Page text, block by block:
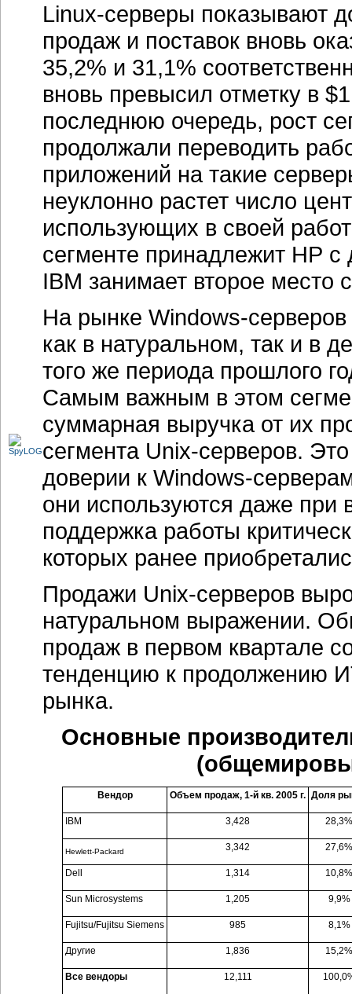
Linux-серверы показывают
продаж и поставок вновь
35,2% и 31,1%
вновь превысил отметку в
последнюю очередь, рост
продолжали переводить
приложений на такие
неуклонно растет число
использующих в своей
сегменте принадлежит НР
IBM занимает второе место
На рынке Windows-серверов
как в натуральном, так и в
того же периода прошлого
Самым важным в этом
суммарная выручка от их
сегмента Unix-серверов.
доверии к Windows-
они используются даже при
поддержка работы
которых ранее
Продажи Unix-серверов
натуральном выражении.
продаж в первом квартале
тенденцию к продолжению
рынка.
Основные
Вендор Объем продаж, 1-й кв. 2005 г. Доля
IBM 3,428 28,3%
Hewlett-Packard 3,342 27,6%
Dell 1,314 10,8%
Sun Microsystems 1,205 9,9%
Fujitsu/Fujitsu Siemens 985 8,1%
Другие 1,836 15,2%
Все вендоры 12,111